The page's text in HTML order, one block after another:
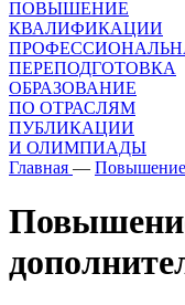
ПОВЫШЕНИЕ
КВАЛИФИКАЦИИ
ПЕРЕПОДГОТОВКА
ОБРАЗОВАНИЕ
ПО ОТРАСЛЯМ
ПУБЛИКАЦИИ
И ОЛИМПИАДЫ
Главная —